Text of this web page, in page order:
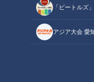
「ビートルズ
アジア大会 愛
行って朝帰りで、家にい
（Aさん）